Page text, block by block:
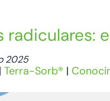
radiculares:
2025
| Terra-Sorb® |